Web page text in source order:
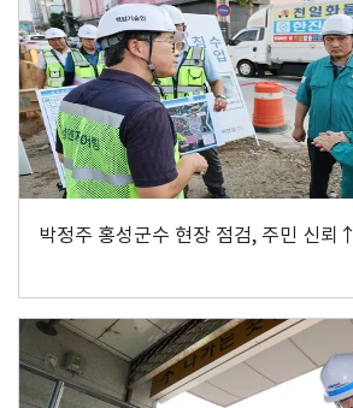
박정주 홍성군수 현장 점검, 주민 신뢰↑